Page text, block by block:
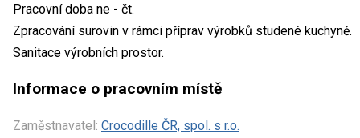
Pracovní doba ne - čt.
Zpracování surovin v rámci příprav výrobků studené kuchyně.
Sanitace výrobních prostor.
Informace o pracovním místě
Zaměstnavatel: Crocodille ČR, spol. s r.o.